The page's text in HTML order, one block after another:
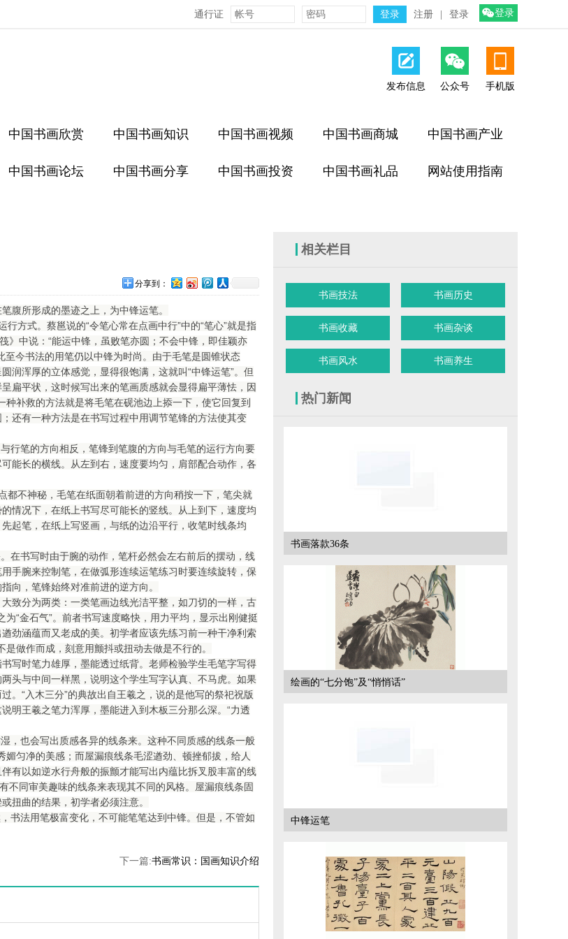
通行证 注册 登录 登录
发布信息 公众号 手机版
中国书画欣赏 中国书画知识 中国书画视频 中国书画商城 中国书画产业
中国书画论坛 中国书画分享 中国书画投资 中国书画礼品 网站使用指南
分享到：
腹所形成的墨迹之上，为中锋运笔。
方式。蔡邕说的“令笔心常在点画中行”中的“笔心”就是指
》中说：“能运中锋，虽败笔亦圆；不会中锋，即佳颖亦
今书法的用笔仍以中锋为时尚。由于毛笔是圆锥状态
润浑厚的立体感觉，显得很饱满，这就叫“中锋运笔”。但
扁平状，这时候写出来的笔画质感就会显得扁平薄怯，因
种补救的方法就是将毛笔在砚池边上掭一下，使它回复到
还有一种方法是在书写过程中用调节笔锋的方法使其变
行笔的方向相反，笔锋到笔腹的方向与毛笔的运行方向要
能长的横线。从左到右，速度要均匀，肩部配合动作，各
都不神秘，毛笔在纸面朝着前进的方向稍按一下，笔尖就
情况下，在纸上书写尽可能长的竖线。从上到下，速度均
起笔，在纸上写竖画，与纸的边沿平行，收笔时线条均
在书写时由于腕的动作，笔杆必然会左右前后的摆动，线
手腕来控制笔，在做弧形连续运笔练习时要连续旋转，保
向，笔锋始终对准前进的逆方向。
致分为两类：一类笔画边线光洁平整，如刀切的一样，古
“金石气”。前者书写速度略快，用力平均，显示出刚健挺
劲涵蕴而又老成的美。初学者应该先练习前一种干净利索
做作而成，刻意用颤抖或扭动去做是不行的。
写时笔力雄厚，墨能透过纸背。老师检验学生毛笔字写得
头与中间一样黑，说明这个学生写字认真、不马虎。如果
。“入木三分”的典故出自王羲之，说的是他写的祭祀祝版
明王羲之笔力浑厚，墨能进入到木板三分那么深。“力透
，也会写出质感各异的线条来。这种不同质感的线条一般
媚匀净的美感；而屋漏痕线条毛涩遒劲、顿挫郁拔，给人
有以如逆水行舟般的振颤才能写出内蕴比拆叉股丰富的线
不同审美趣味的线条来表现其不同的风格。屋漏痕线条固
扭曲的结果，初学者必须注意。
书法用笔极富变化，不可能笔笔达到中锋。但是，不管如
下一篇:书画常识：国画知识介绍
相关栏目
书画技法 书画历史
书画收藏 书画杂谈
书画风水 书画养生
热门新闻
书画落款36条
绘画的“七分饱”及“悄悄话”
中锋运笔